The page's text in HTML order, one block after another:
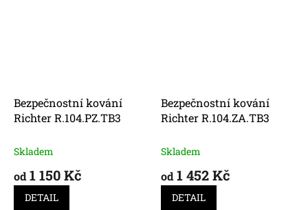
Bezpečnostní kování
Richter R.104.PZ.TB3
Skladem
od1 150 Kč
DETAIL
Bezpečnostní kování
Richter R.104.ZA.TB3
Skladem
od1 452 Kč
DETAIL